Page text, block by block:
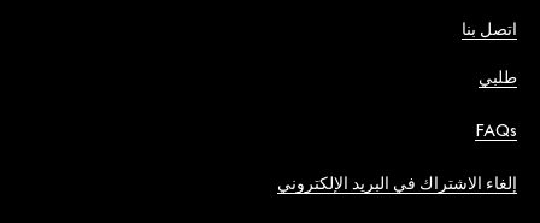
اتصل بنا
طلبي
FAQs
إلغاء الاشتراك في البريد الإلكتروني